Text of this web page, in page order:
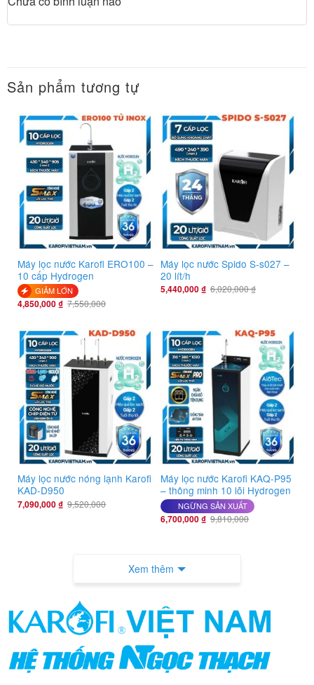
Sản phẩm tương tự
Máy lọc nước Karofi ERO100 –
10 cấp Hydrogen
GIẢM LỚN
4,850,000₫ 7,550,000
Máy lọc nước Spido S-s027 –
20 lít/h
5,440,000₫ 6,020,000₫
Máy lọc nước nóng lạnh Karofi
KAD-D950
7,090,000₫ 9,520,000
Máy lọc nước Karofi KAQ-P95
– thông minh 10 lõi Hydrogen
NGỪNG SẢN XUẤT
6,700,000₫ 9,810,000
Xem thêm